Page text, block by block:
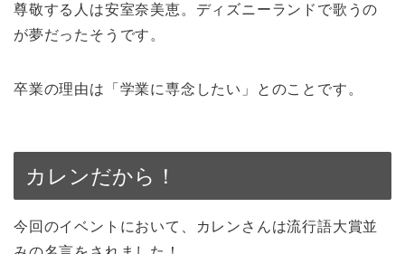
尊敬する人は安室奈美恵。ディズニーランドで歌うの
が夢だったそうです。
卒業の理由は「学業に専念したい」とのことです。
カレンだから！
今回のイベントにおいて、カレンさんは流行語大賞並